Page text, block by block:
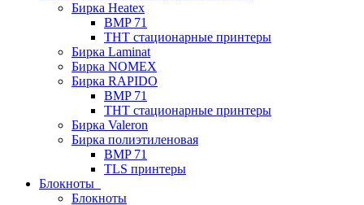
Бирка Heatex
BMP 71
THT стационарные принтеры
Бирка Laminat
Бирка NOMEX
Бирка RAPIDO
BMP 71
THT стационарные принтеры
Бирка Valeron
Бирка полиэтиленовая
BMP 71
TLS принтеры
Блокноты
Блокноты